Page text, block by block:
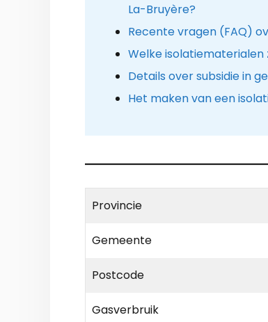
La-Bruyère?
Recente vragen (FAQ)
Welke isolatiematerialen
Details over subsidie in
Het maken van een
Provincie
Gemeente
Postcode
Gasverbruik